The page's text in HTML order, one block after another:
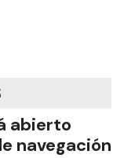
abierto
navegación